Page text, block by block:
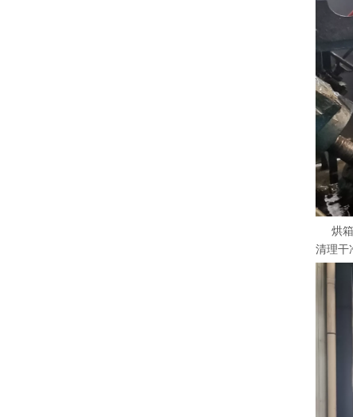
烘箱
清理干